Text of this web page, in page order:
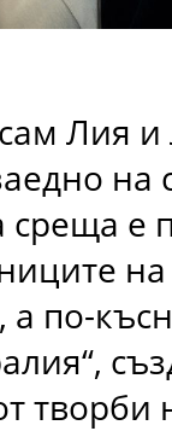
Лия
на
среща е
на
по-
творби